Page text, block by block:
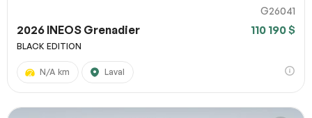
G26041
2026 INEOS Grenadier 110 190 $
BLACK EDITION
N/A km Laval